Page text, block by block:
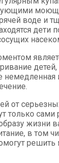
воде и
дети
немедленная
от
только сами
жизни
в том